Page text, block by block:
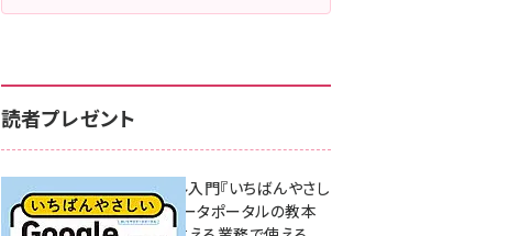
読者プレゼント
無料BIツール入門『いちばんやさし
いGoogleデータポータルの教本